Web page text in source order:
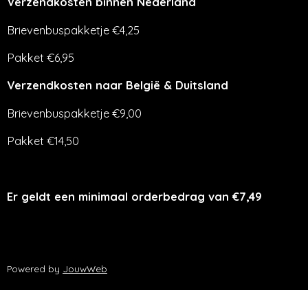
Brievenbuspakketje €4,25
Pakket €6,95
Verzendkosten naar België & Duitsland
Brievenbuspakketje €9,00
Pakket €14,50
Er geldt een minimaal orderbedrag van €7,49
Powered by JouwWeb